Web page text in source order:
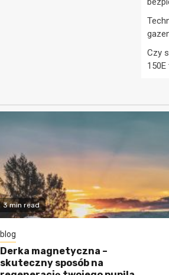
Czy
3 min read
blog
Derka magnetyczna –
skuteczny sposób na